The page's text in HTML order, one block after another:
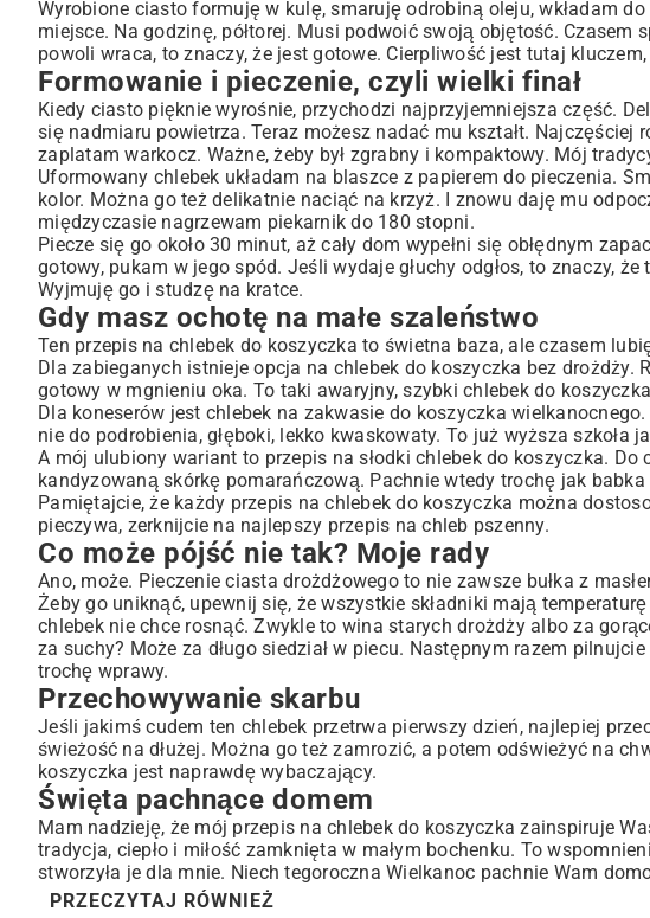
Wyrobione ciasto formuję w kulę, smaruję odrobiną oleju, wkładam
miejsce. Na godzinę, półtorej. Musi podwoić swoją objętość.
powoli wraca, to znaczy, że jest gotowe. Cierpliwość jest tutaj
Formowanie i pieczenie, czyli wielki finał
Kiedy ciasto pięknie wyrośnie, przychodzi najprzyjemniejsza część.
się nadmiaru powietrza. Teraz możesz nadać mu kształt. Najczęściej
zaplatam warkocz. Ważne, żeby był zgrabny i kompaktowy. Mój
Uformowany chlebek układam na blaszce z papierem do pieczenia.
kolor. Można go też delikatnie naciąć na krzyż. I znowu daję mu
międzyczasie nagrzewam piekarnik do 180 stopni.
Piecze się go około 30 minut, aż cały dom wypełni się obłędnym
gotowy, pukam w jego spód. Jeśli wydaje głuchy odgłos, to znaczy,
Wyjmuję go i studzę na kratce.
Gdy masz ochotę na małe szaleństwo
Ten przepis na chlebek do koszyczka to świetna baza, ale czasem
Dla zabieganych istnieje opcja na chlebek do koszyczka bez drożdży.
gotowy w mgnieniu oka. To taki awaryjny, szybki chlebek do
Dla koneserów jest chlebek na zakwasie do koszyczka
nie do podrobienia, głęboki, lekko kwaskowaty. To już wyższa szkoła
A mój ulubiony wariant to przepis na słodki chlebek do koszyczka.
kandyzowaną skórkę pomarańczową. Pachnie wtedy trochę jak
Pamiętajcie, że każdy przepis na chlebek do koszyczka można
pieczywa, zerknijcie na najlepszy przepis na chleb pszenny.
Co może pójść nie tak? Moje rady
Ano, może. Pieczenie ciasta drożdżowego to nie zawsze bułka z
Żeby go uniknąć, upewnij się, że wszystkie składniki mają
chlebek nie chce rosnąć. Zwykle to wina starych drożdży albo za
za suchy? Może za długo siedział w piecu. Następnym razem
trochę wprawy.
Przechowywanie skarbu
Jeśli jakimś cudem ten chlebek przetrwa pierwszy dzień, najlepiej
świeżość na dłużej. Można go też zamrozić, a potem odświeżyć na
koszyczka jest naprawdę wybaczający.
Święta pachnące domem
Mam nadzieję, że mój przepis na chlebek do koszyczka zainspiruje
tradycja, ciepło i miłość zamknięta w małym bochenku. To
stworzyła je dla mnie. Niech tegoroczna Wielkanoc pachnie Wam
PRZECZYTAJ RÓWNIEŻ